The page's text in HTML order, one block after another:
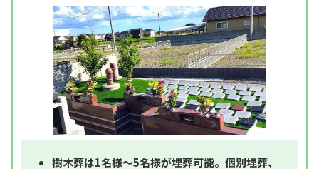
樹木葬は1名様～5名様が埋葬可能。個別埋葬、